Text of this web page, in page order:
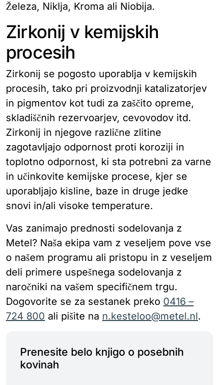
Prenesite belo knjigo o posebnih
kovinah
Železa, Niklja, Kroma ali Niobija.
Zirkonij v kemijskih
procesih
Zirkonij se pogosto uporablja v kemijskih
procesih, tako pri proizvodnji katalizatorjev
in pigmentov kot tudi za zaščito opreme,
skladiščnih rezervoarjev, cevovodov itd.
Zirkonij in njegove različne zlitine
zagotavljajo odpornost proti koroziji in
toplotno odpornost, ki sta potrebni za varne
in učinkovite kemijske procese, kjer se
uporabljajo kisline, baze in druge jedke
snovi in/ali visoke temperature.
Vas zanimajo prednosti sodelovanja z
Metel? Naša ekipa vam z veseljem pove vse
o našem programu ali pristopu in z veseljem
deli primere uspešnega sodelovanja z
naročniki na vašem specifičnem trgu.
Dogovorite se za sestanek preko 0416 –
724 800 ali pišite na n.kesteloo@metel.nl.